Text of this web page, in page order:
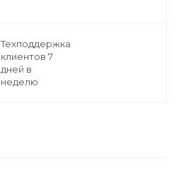
Техподдержка
клиентов 7
дней в
неделю